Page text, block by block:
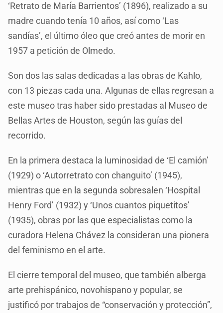
‘Retrato de María Barrientos’ (1896), realizado a su
madre cuando tenía 10 años, así como ‘Las
sandías’, el último óleo que creó antes de morir en
1957 a petición de Olmedo.
Son dos las salas dedicadas a las obras de Kahlo,
con 13 piezas cada una. Algunas de ellas regresan a
este museo tras haber sido prestadas al Museo de
Bellas Artes de Houston, según las guías del
recorrido.
En la primera destaca la luminosidad de ‘El camión’
(1929) o ‘Autorretrato con changuito’ (1945),
mientras que en la segunda sobresalen ‘Hospital
Henry Ford’ (1932) y ‘Unos cuantos piquetitos’
(1935), obras por las que especialistas como la
curadora Helena Chávez la consideran una pionera
del feminismo en el arte.
El cierre temporal del museo, que también alberga
arte prehispánico, novohispano y popular, se
justificó por trabajos de “conservación y protección”,